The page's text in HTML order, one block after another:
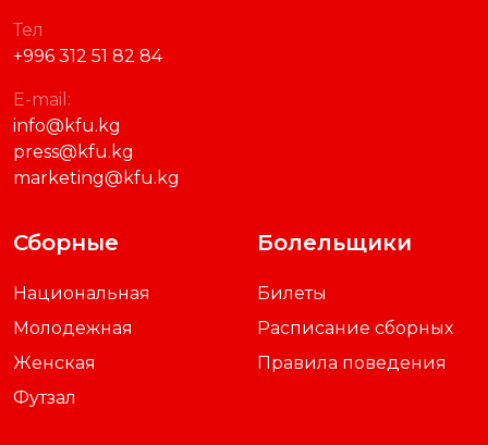
Тел
+996 312 51 82 84
E-mail:
info@kfu.kg
press@kfu.kg
marketing@kfu.kg
Сборные
Национальная
Молодежная
Женская
Футзал
Болельщики
Билеты
Расписание сборных
Правила поведения